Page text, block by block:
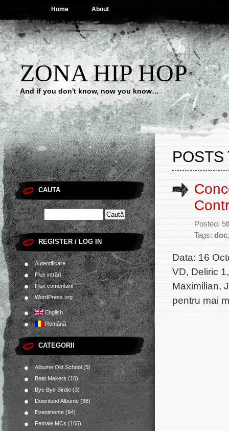
Home About
ZONA HIP HOP
And if you don't know, now you know…
CAUTA
REGISTER / LOG IN
Autentificare
Flux intrări
Flux comentarii
WordPress.org
English
Română
CATEGORII
Albume Old School(5)
Beat Makers(10)
Bye Bye Birdie(3)
Download Albume (38)
Evenimente (94)
Female MCs (105)
POSTS
Posted:
Tags: doc
Data: 16
VD, Deliric
Maximilian,
pentru mai